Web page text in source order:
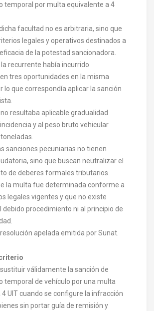
temporal por multa equivalente a 4
facultad no es arbitraria, sino que
legales y operativos destinados a
de la potestad sancionadora.
la recurrente había incurrido
tres oportunidades en la misma
lo que correspondía aplicar la sanción
no resultaba aplicable gradualidad
y al peso bruto vehicular
sanciones pecuniarias no tienen
sino que buscan neutralizar el
de deberes formales tributarios.
la multa fue determinada conforme a
legales vigentes y que no existe
debido procedimiento ni al principio de
apelada emitida por Sunat.
válidamente la sanción de
temporal de vehículo por una multa
UIT cuando se configure la infracción
sin portar guía de remisión y